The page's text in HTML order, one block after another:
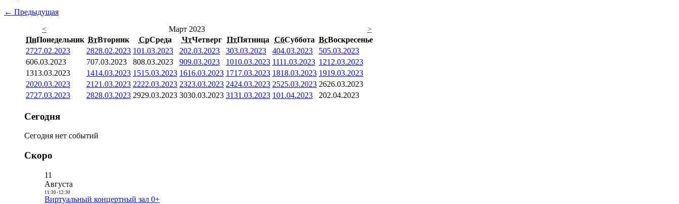
← Предыдущая
<
Март 2023
>
ПнПонедельник ВтВторник СрСреда ЧтЧетверг ПтПятница СбСуббота ВсВоскресенье
2727.02.2023 2828.02.2023 101.03.2023 202.03.2023 303.03.2023 404.03.2023 505.03.2023
606.03.2023 707.03.2023 808.03.2023 909.03.2023 1010.03.2023 1111.03.2023 1212.03.2023
1313.03.2023 1414.03.2023 1515.03.2023 1616.03.2023 1717.03.2023 1818.03.2023 1919.03.2023
2020.03.2023 21 21.03.2023 2222.03.2023 2323.03.2023 2424.03.2023 2525.03.2023 2626.03.2023
2727.03.2023 2828.03.2023 2929.03.2023 3030.03.2023 3131.03.2023 101.04.2023 202.04.2023
Сегодня
Сегодня нет событий
Скоро
11
Августа
11:30- 12:30
Виртуальный концертный зал 0+